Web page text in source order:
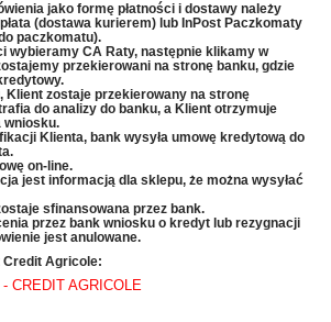
jako formę płatności i dostawy należy
(dostawa kurierem) lub InPost Paczkomaty
paczkomatu).
wybieramy CA Raty, następnie klikamy w
przekierowani na stronę banku, gdzie
Klient zostaje przekierowany na stronę
do analizy do banku, a Klient otrzymuje
wniosku.
Klienta, bank wysyła umowę kredytową do
on-line.
jest informacją dla sklepu, że można wysyłać
sfinansowana przez bank.
przez bank wniosku o kredyt lub rezygnacji
jest anulowane.
Credit Agricole:
CREDIT AGRICOLE